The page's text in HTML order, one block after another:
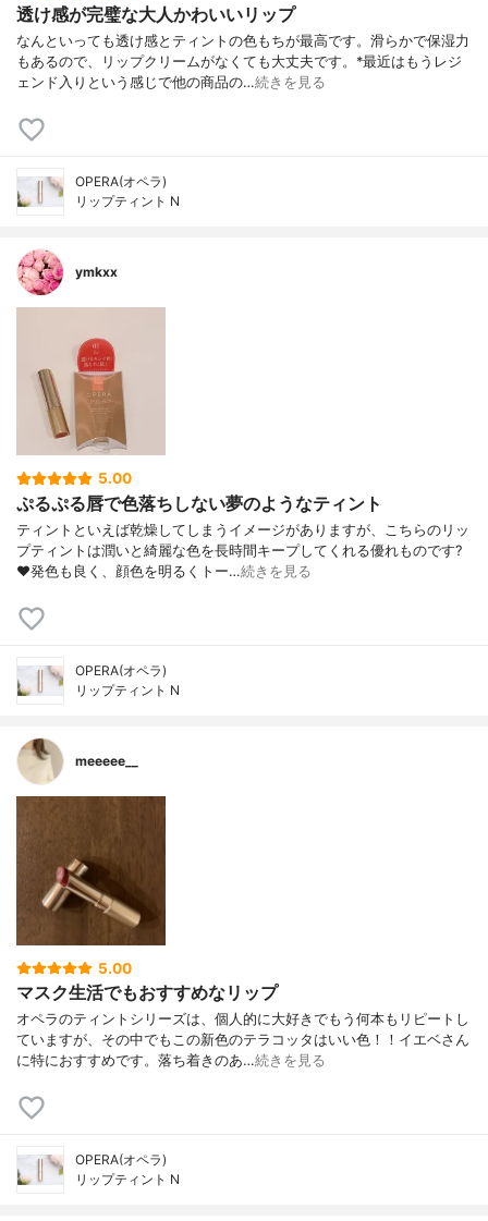
透け感が完璧な大人かわいいリップ
なんといっても透け感とティントの色もちが最高です。滑らかで保湿力
もあるので、リップクリームがなくても大丈夫です。*最近はもうレジ
ェンド入りという感じで他の商品の…続きを見る
OPERA(オペラ)
リップティント N
ymkxx
5.00
ぷるぷる唇で色落ちしない夢のようなティント
ティントといえば乾燥してしまうイメージがありますが、こちらのリッ
プティントは潤いと綺麗な色を長時間キープしてくれる優れものです?
❤️発色も良く、顔色を明るくトー…続きを見る
OPERA(オペラ)
リップティント N
meeeee__
5.00
マスク生活でもおすすめなリップ
オペラのティントシリーズは、個人的に大好きでもう何本もリピートし
ていますが、その中でもこの新色のテラコッタはいい色！！イエベさん
に特におすすめです。落ち着きのあ…続きを見る
OPERA(オペラ)
リップティント N